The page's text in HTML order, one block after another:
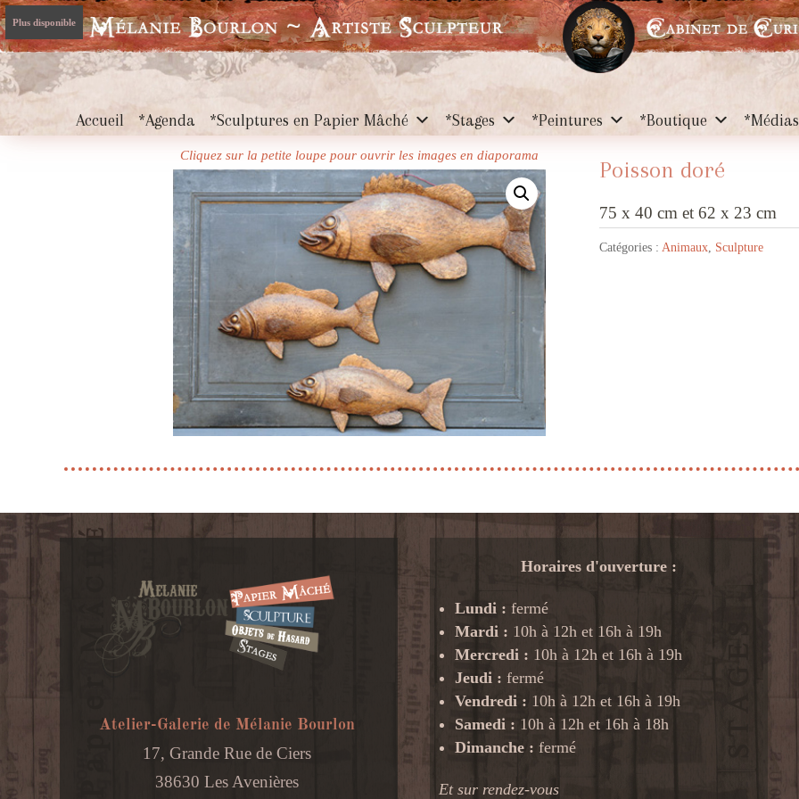
Accueil *Agenda *Sculptures en Papier Mâché *Stages *Peintures *Boutique *Médias
Plus disponible
Cliquez sur la petite loupe pour ouvrir les images en diaporama
Poisson doré
75 x 40 cm et 62 x 23 cm
Catégories : Animaux, Sculpture
Atelier-Galerie de Mélanie Bourlon
17, Grande Rue de Ciers
38630 Les Avenières
Horaires d'ouverture :
Lundi : fermé
Mardi : 10h à 12h et 16h à 19h
Mercredi : 10h à 12h et 16h à 19h
Jeudi : fermé
Vendredi : 10h à 12h et 16h à 19h
Samedi : 10h à 12h et 16h à 18h
Dimanche : fermé
Et sur rendez-vous